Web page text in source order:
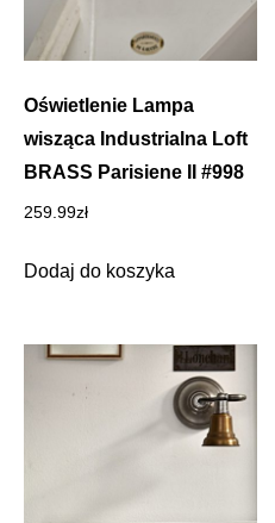
Oświetlenie Lampa
wisząca Industrialna Loft
BRASS Parisiene II #998
259.99zł
Dodaj do koszyka